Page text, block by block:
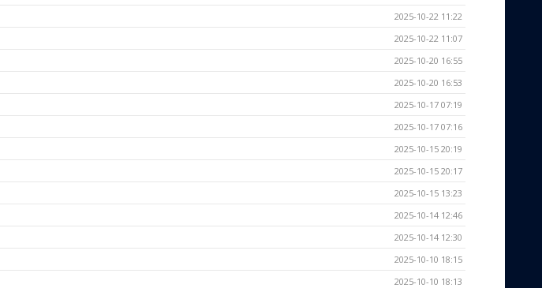
2025-10-22 11:22
2025-10-22 11:07
2025-10-20 16:55
2025-10-20 16:53
2025-10-17 07:19
2025-10-17 07:16
2025-10-15 20:19
2025-10-15 20:17
2025-10-15 13:23
2025-10-14 12:46
2025-10-14 12:30
2025-10-10 18:15
2025-10-10 18:13